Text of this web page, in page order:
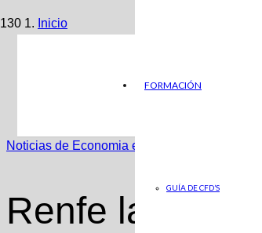
FORMACIÓN
GUÍA DE CFD’S
Inicio
Noticias de Economia en ABC
Renfe lanza